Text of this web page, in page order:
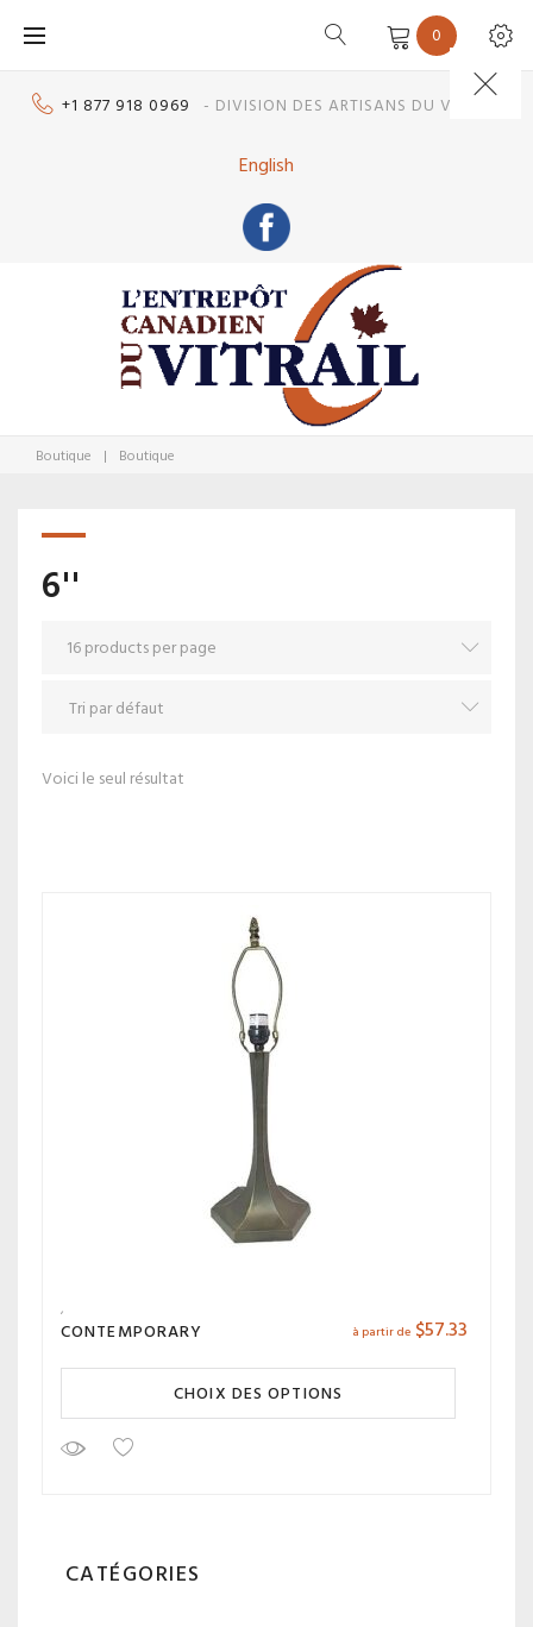
0
+1 877 918 0969 - DIVISION DES ARTISANS DU VITRAIL
English
Boutique | Boutique
6''
Voici le seul résultat
CONTEMPORARY à partir de $57.33
CHOIX DES OPTIONS
CATÉGORIES